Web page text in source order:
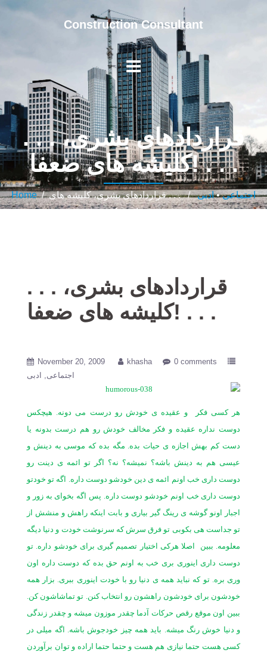
Construction Consultant
. . . قراردادهای بشری،
کلیشه های ضعفا! . . .
Home/ اجتماعی•ادبی/ . . . قراردادهای بشری، کلیشه های
ضعفا! . . .
. . . قراردادهای بشری،
کلیشه های ضعفا! . . .
November 20, 2009 khasha
0 comments
اجتماعی
ادبی
هر کسی فکر
و عقیده ی خودش رو درست می دونه. هیچکس
دوست نداره عقیده و فکر مخالف خودش رو هم درست بدونه یا
دست کم بهش اجازه ی حیات بده. مگه بده که موسی به دینش و
عیسی هم به دینش باشه؟ نمیشه؟ نه؟ اگر تو ائمه ی دینت رو
دوست داری خب اونم ائمه ی دین خودشو دوست داره. اگه تو خودتو
دوست داری خب اونم خودشو دوست داره. پس اگه بخوای به زور و
اجبار اونو گوشه ی رینگ گیر بیاری و بابت اینکه راهش و منشش از
تو جداست هی بکوبی تو فرق سرش که سرنوشت خودت و دنیا دیگه
معلومه. ببین
اصلا هرکی اختیار تصمیم گیری برای خودشو داره. تو
دوست داری اینوری بری خب به اونم حق بده که دوست داره اون
وری بره. تو که نباید همه ی دنیا رو با خودت اینوری ببری. بزار همه
خودشون برای خودشون راهشون رو انتخاب کنن. تو تماشاشون کن.
ببین اون موقع رقص حرکات آدما چقدر موزون میشه و چقدر زندگی
و دنیا خوش رنگ میشه. باید همه چیز خودجوش باشه. اگه میلی در
کسی هست حتما نیازی هم هست و حتما حتما اراده و توان برآوردن